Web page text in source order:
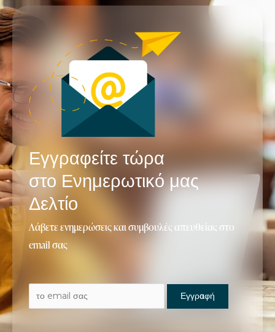
Εγγραφείτε τώρα
στο Ενημερωτικό μας
Δελτίο
Λάβετε ενημερώσεις και συμβουλές απευθείας στο
email σας